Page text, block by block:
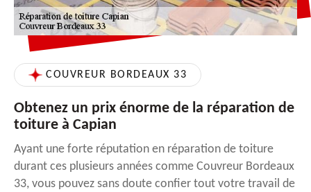
COUVREUR BORDEAUX 33
Obtenez un prix énorme de la réparation de
toiture à Capian
Ayant une forte réputation en réparation de toiture
durant ces plusieurs années comme Couvreur Bordeaux
33, vous pouvez sans doute confier tout votre travail de